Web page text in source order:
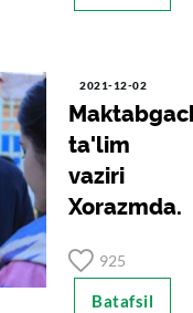
2021-12-02
ta'lim
vaziri
Xorazmda.
925
Batafsil